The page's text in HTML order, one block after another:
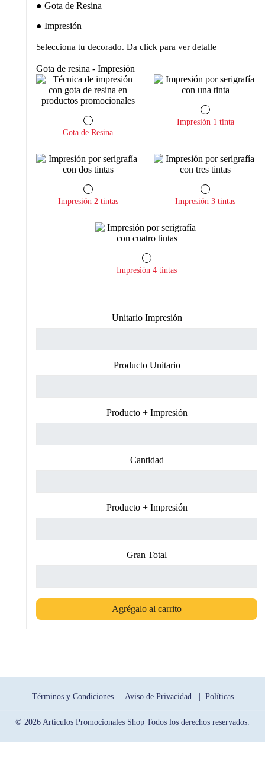
Gota de Resina
Impresión
Selecciona tu decorado. Da click para ver detalle
Gota de resina - Impresión
Gota de Resina
Impresión 1 tinta
Impresión 2 tintas Impresión 3 tintas
Impresión 4 tintas
Unitario Impresión
Producto Unitario
Producto + Impresión
Cantidad
Producto + Impresión
Gran Total
Agrégalo al carrito
Términos y Condiciones | Aviso de Privacidad | Políticas
© 2026 Artículos Promocionales Shop Todos los derechos reservados.